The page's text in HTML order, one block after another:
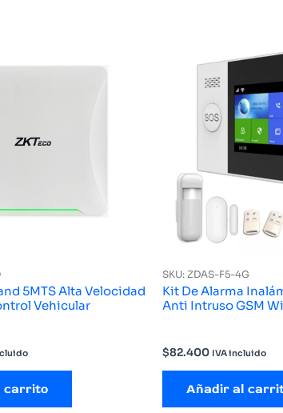
5MTS Alta Velocidad
Vehicular
carrito
SKU: ZDAS-F5-4G
Kit De Alarma
Anti Intruso GSM
$82.400 IVA incluido
Añadir al